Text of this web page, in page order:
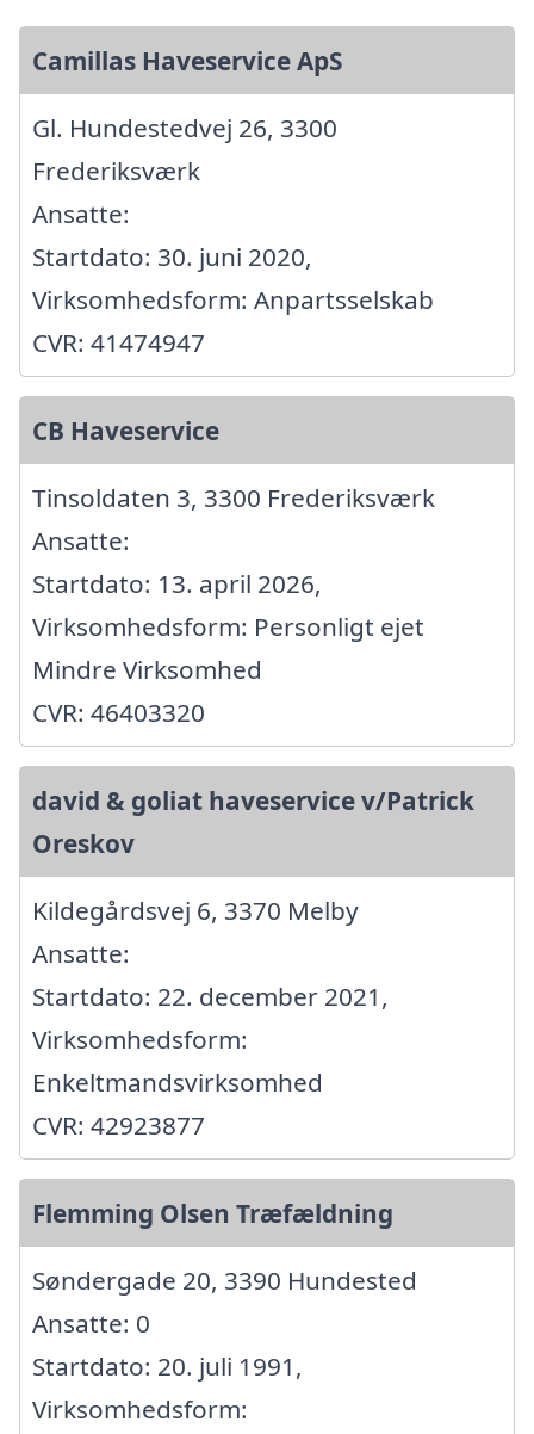
Camillas Haveservice ApS
Gl. Hundestedvej 26, 3300
Frederiksværk
Ansatte:
Startdato: 30. juni 2020,
Virksomhedsform: Anpartsselskab
CVR: 41474947
CB Haveservice
Tinsoldaten 3, 3300 Frederiksværk
Ansatte:
Startdato: 13. april 2026,
Virksomhedsform: Personligt ejet
Mindre Virksomhed
CVR: 46403320
david & goliat haveservice v/Patrick
Oreskov
Kildegårdsvej 6, 3370 Melby
Ansatte:
Startdato: 22. december 2021,
Virksomhedsform:
Enkeltmandsvirksomhed
CVR: 42923877
Flemming Olsen Træfældning
Søndergade 20, 3390 Hundested
Ansatte: 0
Startdato: 20. juli 1991,
Virksomhedsform: